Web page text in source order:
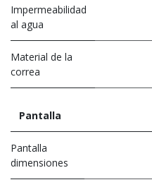
Impermeabilidad
al agua
Material de la
correa
Pantalla
Pantalla
dimensiones